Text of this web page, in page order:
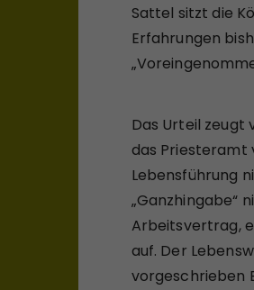
Sattel sitzt die
Erfahrungen
Das Urteil zeugt
das Priesteramt
Lebensführung
„Ganzhingabe“
Arbeitsvertrag,
auf. Der
vorgeschrieben